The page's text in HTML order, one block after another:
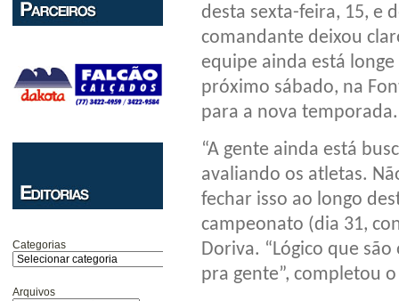
Categorias
Arquivos
desta sexta-feira, 15, e
comandante deixou
equipe ainda está
próximo sábado, na
para a nova temporada.
“A gente ainda está
avaliando os atletas.
fechar isso ao longo
campeonato (dia 31,
Doriva. “Lógico que
pra gente”, completou